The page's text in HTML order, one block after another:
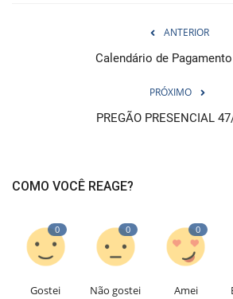
ANTERIOR
Calendário de
PRÓXIMO
PREGÃO PRESENCIAL
COMO VOCÊ REAGE?
0
Gostei
0
Não gostei
0
Amei